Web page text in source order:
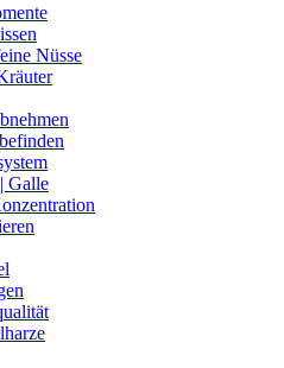
Nüsse
Galle